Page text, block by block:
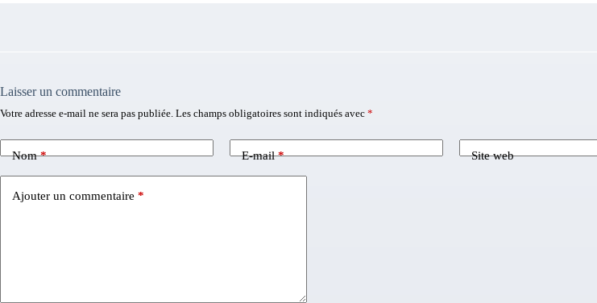
Laisser un commentaire
Votre adresse e-mail ne sera pas publiée. Les champs obligatoires sont indiqués avec *
Nom* E-mail* Site web
Ajouter un commentaire *